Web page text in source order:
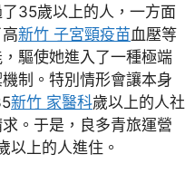
35歲以上的人，一方面
新竹 子宮頸疫苗血壓等
驅使她進入了一種極端
制。特別情形會讓本身
新竹 家醫科歲以上的人社
。于是，良多青旅運營
以上的人進住。